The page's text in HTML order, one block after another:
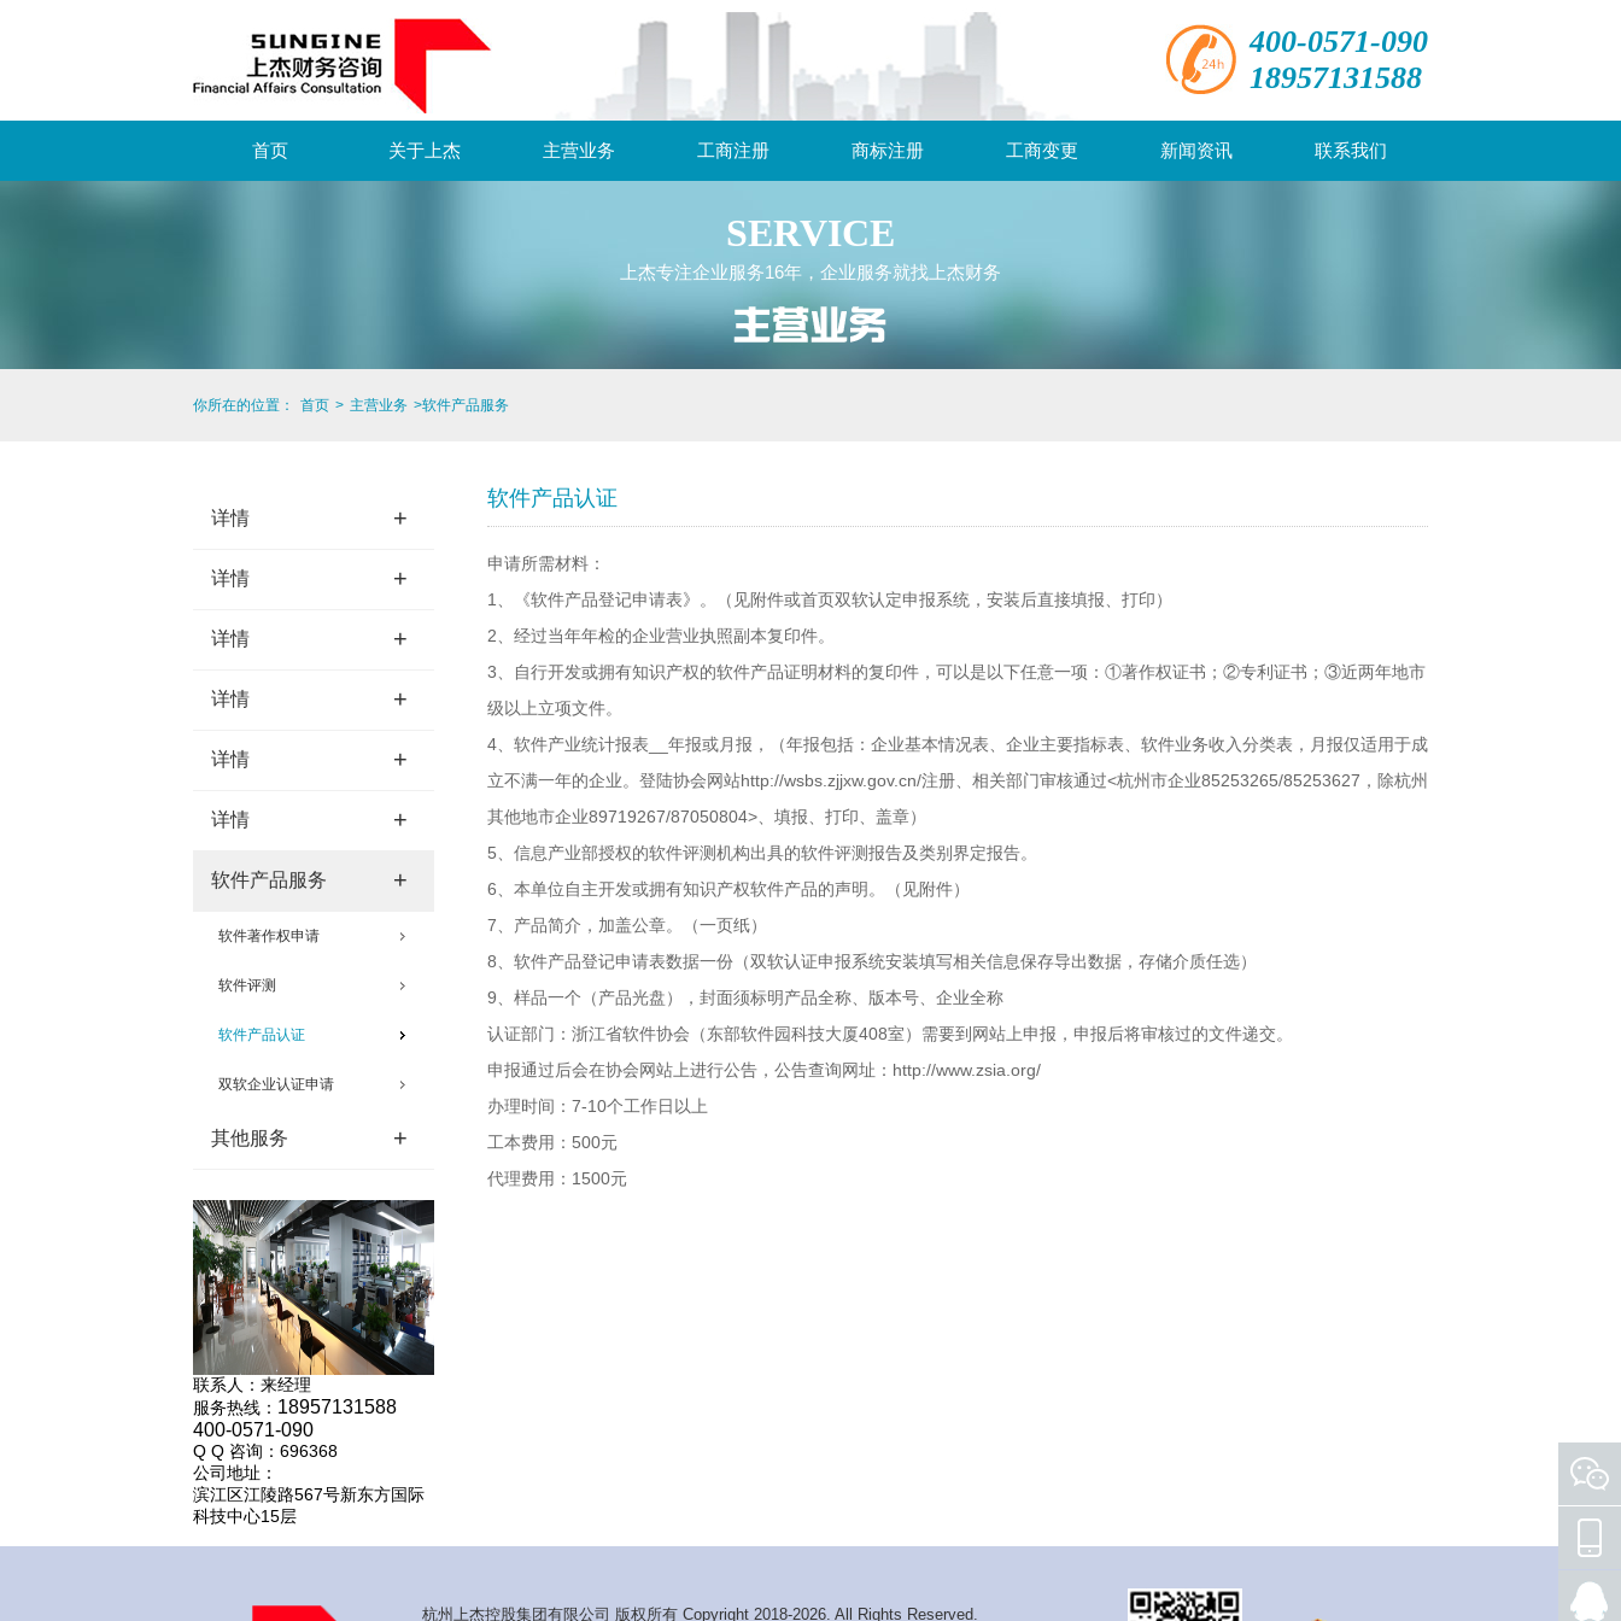
400-0571-090
18957131588
首页 关于上杰 主营业务 工商注册 商标注册 工商变更 新闻资讯 联系我们
SERVICE
上杰专注企业服务16年，企业服务就找上杰财务
你所在的位置： 首页 > 主营业务 >软件产品服务
详情 +
详情 +
详情 +
详情 +
详情 +
详情 +
软件产品服务 +
软件著作权申请
软件评测
软件产品认证
双软企业认证申请
其他服务 +
联系人：来经理
服务热线： 18957131588
400-0571-090
Q Q 咨询：696368
公司地址：
滨江区江陵路567号新东方国际
科技中心15层
软件产品认证
申请所需材料：
1、《软件产品登记申请表》。（见附件或首页双软认定申报系统，安装后直接填报、打印）
2、经过当年年检的企业营业执照副本复印件。
3、自行开发或拥有知识产权的软件产品证明材料的复印件，可以是以下任意一项：①著作权证书；②专利证书；③近两年地市
级以上立项文件。
4、软件产业统计报表__年报或月报，（年报包括：企业基本情况表、企业主要指标表、软件业务收入分类表，月报仅适用于成
立不满一年的企业。登陆协会网站http://wsbs.zjjxw.gov.cn/注册、相关部门审核通过<杭州市企业85253265/85253627，除杭州
其他地市企业89719267/87050804>、填报、打印、盖章）
5、信息产业部授权的软件评测机构出具的软件评测报告及类别界定报告。
6、本单位自主开发或拥有知识产权软件产品的声明。（见附件）
7、产品简介，加盖公章。（一页纸）
8、软件产品登记申请表数据一份（双软认证申报系统安装填写相关信息保存导出数据，存储介质任选）
9、样品一个（产品光盘），封面须标明产品全称、版本号、企业全称
认证部门：浙江省软件协会（东部软件园科技大厦408室）需要到网站上申报，申报后将审核过的文件递交。
申报通过后会在协会网站上进行公告，公告查询网址：http://www.zsia.org/
办理时间：7-10个工作日以上
工本费用：500元
代理费用：1500元
杭州上杰控股集团有限公司 版权所有 Copyright 2018-2026. All Rights Reserved.